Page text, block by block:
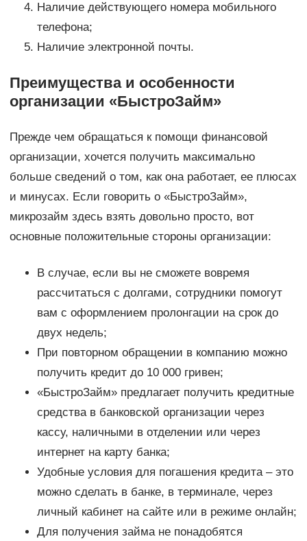
Наличие действующего номера мобильного
телефона;
Наличие электронной почты.
Преимущества и особенности
организации «БыстроЗайм»
Прежде чем обращаться к помощи финансовой
организации, хочется получить максимально
больше сведений о том, как она работает, ее плюсах
и минусах. Если говорить о «БыстроЗайм»,
микрозайм здесь взять довольно просто, вот
основные положительные стороны организации:
В случае, если вы не сможете вовремя
рассчитаться с долгами, сотрудники помогут
вам с оформлением пролонгации на срок до
двух недель;
При повторном обращении в компанию можно
получить кредит до 10 000 гривен;
«БыстроЗайм» предлагает получить кредитные
средства в банковской организации через
кассу, наличными в отделении или через
интернет на карту банка;
Удобные условия для погашения кредита – это
можно сделать в банке, в терминале, через
личный кабинет на сайте или в режиме онлайн;
Для получения займа не понадобятся